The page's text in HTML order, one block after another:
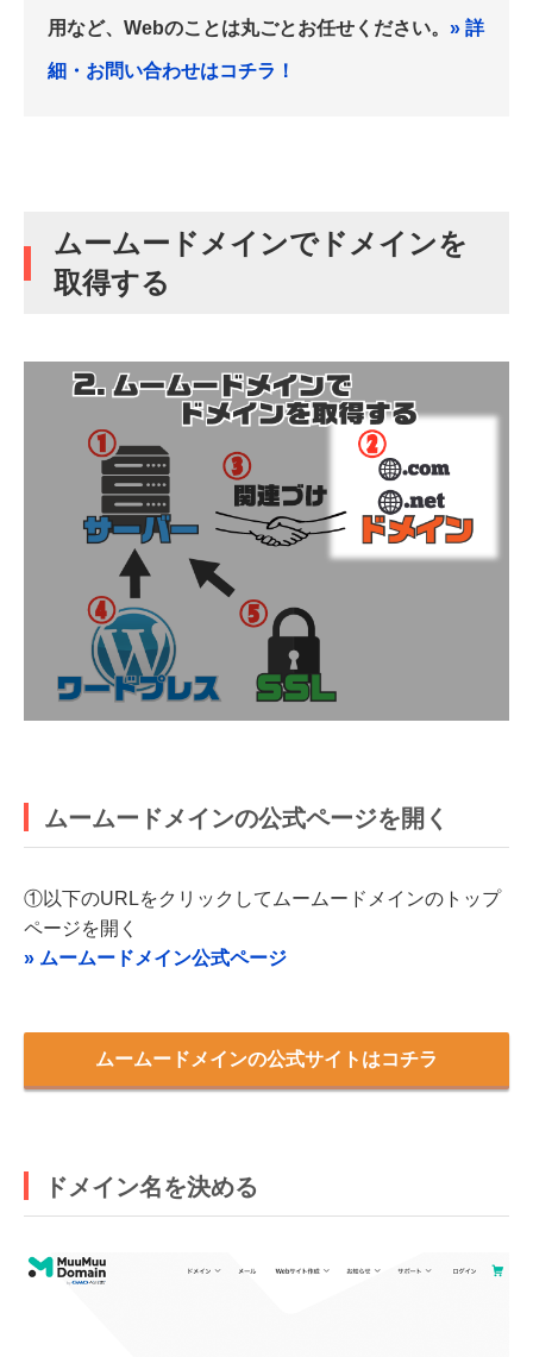
用など、Webのことは丸ごとお任せください。 » 詳
細・お問い合わせはコチラ！
ムームードメインでドメインを
取得する
ムームードメインの公式ページを開く
①以下のURLをクリックしてムームードメインのトップ
ページを開く
» ムームードメイン公式ページ
ムームードメインの公式サイトはコチラ
ドメイン名を決める